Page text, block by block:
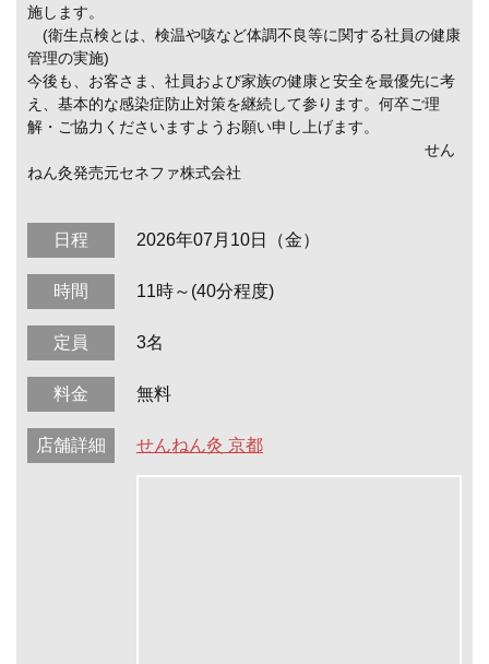
施します。
(衛生点検とは、検温や咳など体調不良等に関する社員の健康
管理の実施)
今後も、お客さま、社員および家族の健康と安全を最優先に考
え、基本的な感染症防止対策を継続して参ります。何卒ご理
解・ご協力くださいますようお願い申し上げます。
せん
ねん灸発売元セネファ株式会社
日程 2026年07月10日（金）
時間 11時～(40分程度)
定員 3名
料金 無料
店舗詳細 せんねん灸 京都